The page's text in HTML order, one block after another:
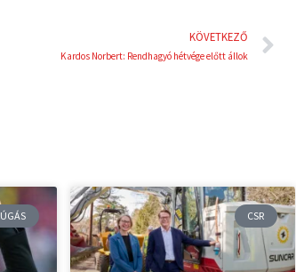
KÖVETKEZŐ
Kardos Norbert: Rendhagyó hétvége előtt állok
CSR